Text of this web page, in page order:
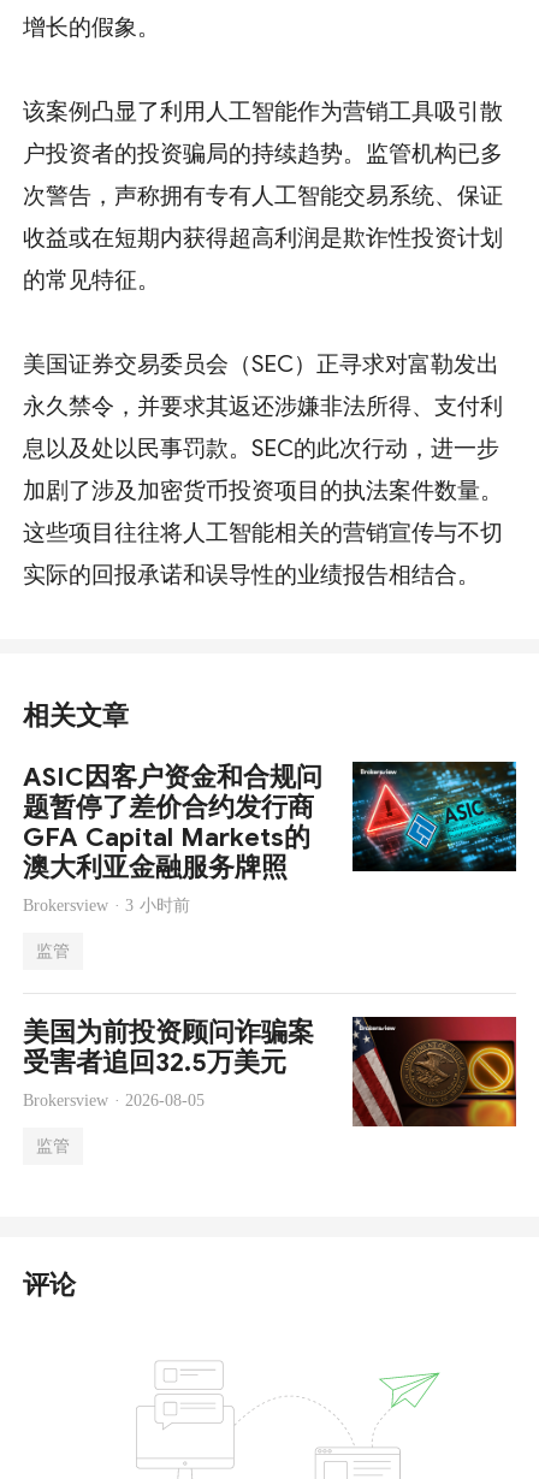
增长的假象。
该案例凸显了利用人工智能作为营销工具吸引散
户投资者的投资骗局的持续趋势。监管机构已多
次警告，声称拥有专有人工智能交易系统、保证
收益或在短期内获得超高利润是欺诈性投资计划
的常见特征。
美国证券交易委员会（SEC）正寻求对富勒发出
永久禁令，并要求其返还涉嫌非法所得、支付利
息以及处以民事罚款。SEC的此次行动，进一步
加剧了涉及加密货币投资项目的执法案件数量。
这些项目往往将人工智能相关的营销宣传与不切
实际的回报承诺和误导性的业绩报告相结合。
相关文章
ASIC因客户资金和合规问
题暂停了差价合约发行商
GFA Capital Markets的
澳大利亚金融服务牌照
Brokersview · 3 小时前
监管
美国为前投资顾问诈骗案
受害者追回32.5万美元
Brokersview · 2026-08-05
监管
评论